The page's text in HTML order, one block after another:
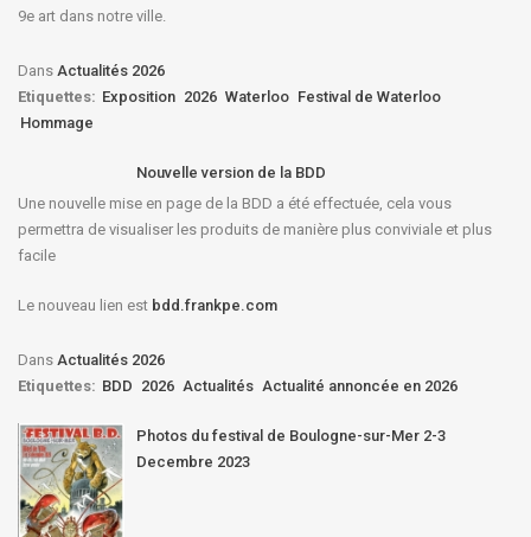
9e art dans notre ville.
Dans Actualités 2026
Etiquettes: Exposition 2026 Waterloo Festival de Waterloo
Hommage
Nouvelle version de la BDD
Une nouvelle mise en page de la BDD a été effectuée, cela vous
permettra de visualiser les produits de manière plus conviviale et plus
facile
Le nouveau lien est bdd.frankpe.com
Dans Actualités 2026
Etiquettes: BDD 2026 Actualités Actualité annoncée en 2026
Photos du festival de Boulogne-sur-Mer 2-3
Decembre 2023